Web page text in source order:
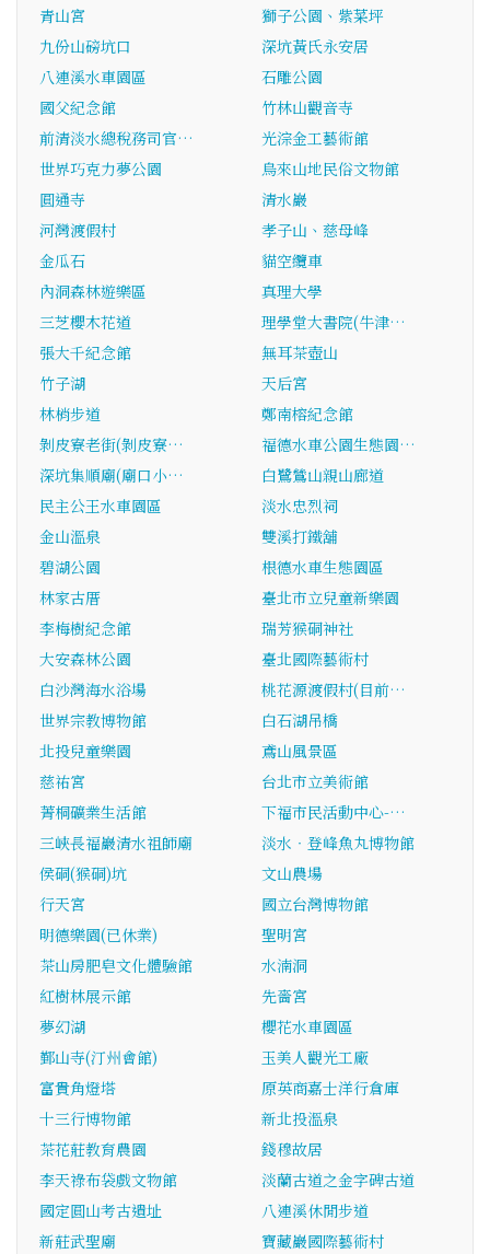
青山宮
獅子公園、紫菜坪
九份山磅坑口
深坑黃氏永安居
八連溪水車園區
石雕公園
國父紀念館
竹林山觀音寺
前清淡水總稅務司官…
光淙金工藝術館
世界巧克力夢公園
烏來山地民俗文物館
圓通寺
清水巖
河灣渡假村
孝子山、慈母峰
金瓜石
貓空纜車
內洞森林遊樂區
真理大學
三芝櫻木花道
理學堂大書院(牛津…
張大千紀念館
無耳茶壺山
竹子湖
天后宮
林梢步道
鄭南榕紀念館
剝皮寮老街(剝皮寮…
福德水車公園生態園…
深坑集順廟(廟口小…
白鷺鷥山親山廊道
民主公王水車園區
淡水忠烈祠
金山溫泉
雙溪打鐵舖
碧湖公園
根德水車生態園區
林家古厝
臺北市立兒童新樂園
李梅樹紀念館
瑞芳猴硐神社
大安森林公園
臺北國際藝術村
白沙灣海水浴場
桃花源渡假村(目前…
世界宗教博物館
白石湖吊橋
北投兒童樂園
鳶山風景區
慈祐宮
台北市立美術館
菁桐礦業生活館
下福市民活動中心-…
三峽長福巖清水祖師廟
淡水‧登峰魚丸博物館
侯硐(猴硐)坑
文山農場
行天宮
國立台灣博物館
明德樂園(已休業)
聖明宮
茶山房肥皂文化體驗館
水湳洞
紅樹林展示館
先嗇宮
夢幻湖
櫻花水車園區
鄞山寺(汀州會館)
玉美人觀光工廠
富貴角燈塔
原英商嘉士洋行倉庫
十三行博物館
新北投溫泉
茶花莊教育農園
錢穆故居
李天祿布袋戲文物館
淡蘭古道之金字碑古道
國定圓山考古遺址
八連溪休閒步道
新莊武聖廟
寶藏巖國際藝術村